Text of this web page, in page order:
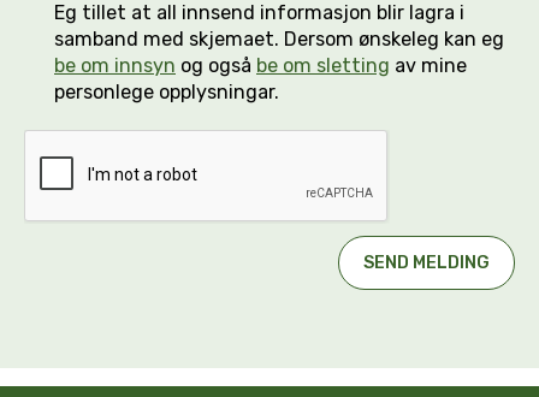
Eg tillet at all innsend informasjon blir lagra i
samband med skjemaet. Dersom ønskeleg kan eg
be om innsyn og også be om sletting av mine
personlege opplysningar.